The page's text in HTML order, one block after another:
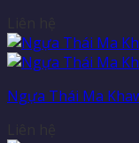
Ngựa Thái Ma